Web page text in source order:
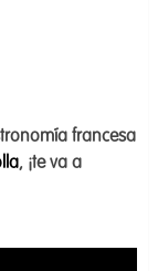
francesa
, ¡te va a